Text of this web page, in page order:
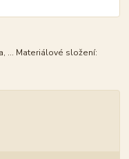
... Materiálové složení: